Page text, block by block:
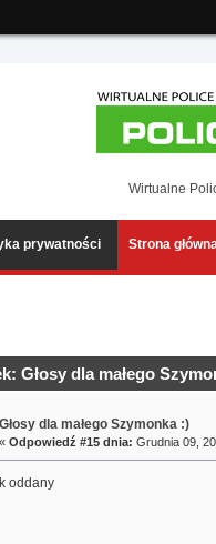
Wirtualne
prywatności Strona
Głosy dla małego
Głosy dla małego Szymonka :)
« Odpowiedź #15 dnia: Grudnia 09,
oddany